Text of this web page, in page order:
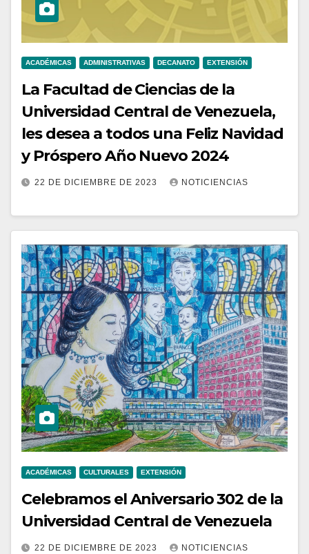
ACADÉMICAS ADMINISTRATIVAS DECANATO EXTENSIÓN
La Facultad de Ciencias de la
Universidad Central de Venezuela,
les desea a todos una Feliz Navidad
y Próspero Año Nuevo 2024
22 DE DICIEMBRE DE 2023 NOTICIENCIAS
ACADÉMICAS CULTURALES EXTENSIÓN
Celebramos el Aniversario 302 de la
Universidad Central de Venezuela
22 DE DICIEMBRE DE 2023 NOTICIENCIAS